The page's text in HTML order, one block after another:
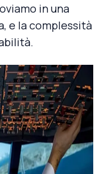
in una
e la complessità